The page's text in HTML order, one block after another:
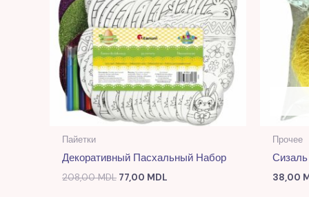
Пайетки
Декоративный Пасхальный Набор
208,00MDL 77,00 MDL
Прочее
38,00